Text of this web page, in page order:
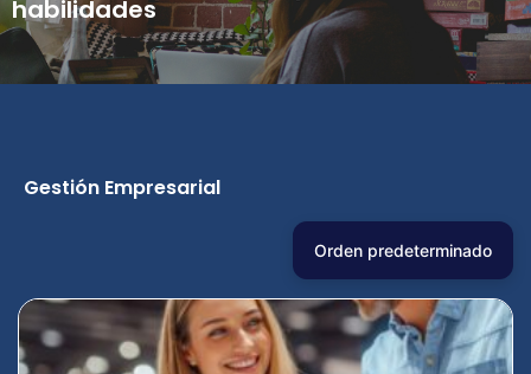
habilidades
Gestión Empresarial
Orden predeterminado